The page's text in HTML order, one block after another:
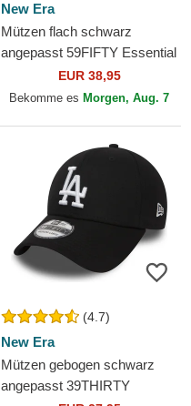
New Era
Mützen flach schwarz
angepasst 59FIFTY Essential
der Atlanta Braves MLB von
New Era
EUR 38,95
Bekomme es Morgen, Aug. 7
(4.7)
New Era
Mützen gebogen schwarz
angepasst 39THIRTY